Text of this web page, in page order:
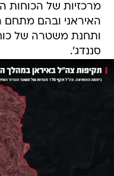
מרכזיות של הכוחות
האיראני ובהם מתחם
ותחנת משטרה של
סננדג'.